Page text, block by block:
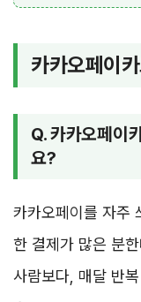
카카오페이
Q. 카카오페이
요?
카카오페이를 자주
한 결제가 많은 분
사람보다, 매달 반